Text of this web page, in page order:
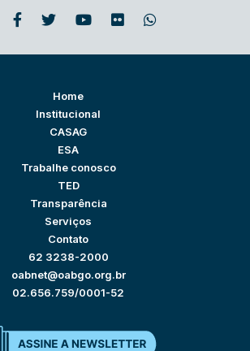
Home
Institucional
CASAG
ESA
Trabalhe conosco
TED
Transparência
Serviços
Contato
62 3238-2000
oabnet@oabgo.org.br
02.656.759/0001-52